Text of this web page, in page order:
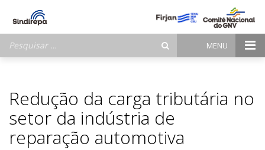
por:
MENU
Redução da carga tributária no
setor da indústria de
reparação automotiva